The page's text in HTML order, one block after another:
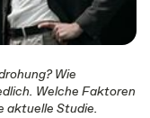
Wie
Welche Faktoren
aktuelle Studie.